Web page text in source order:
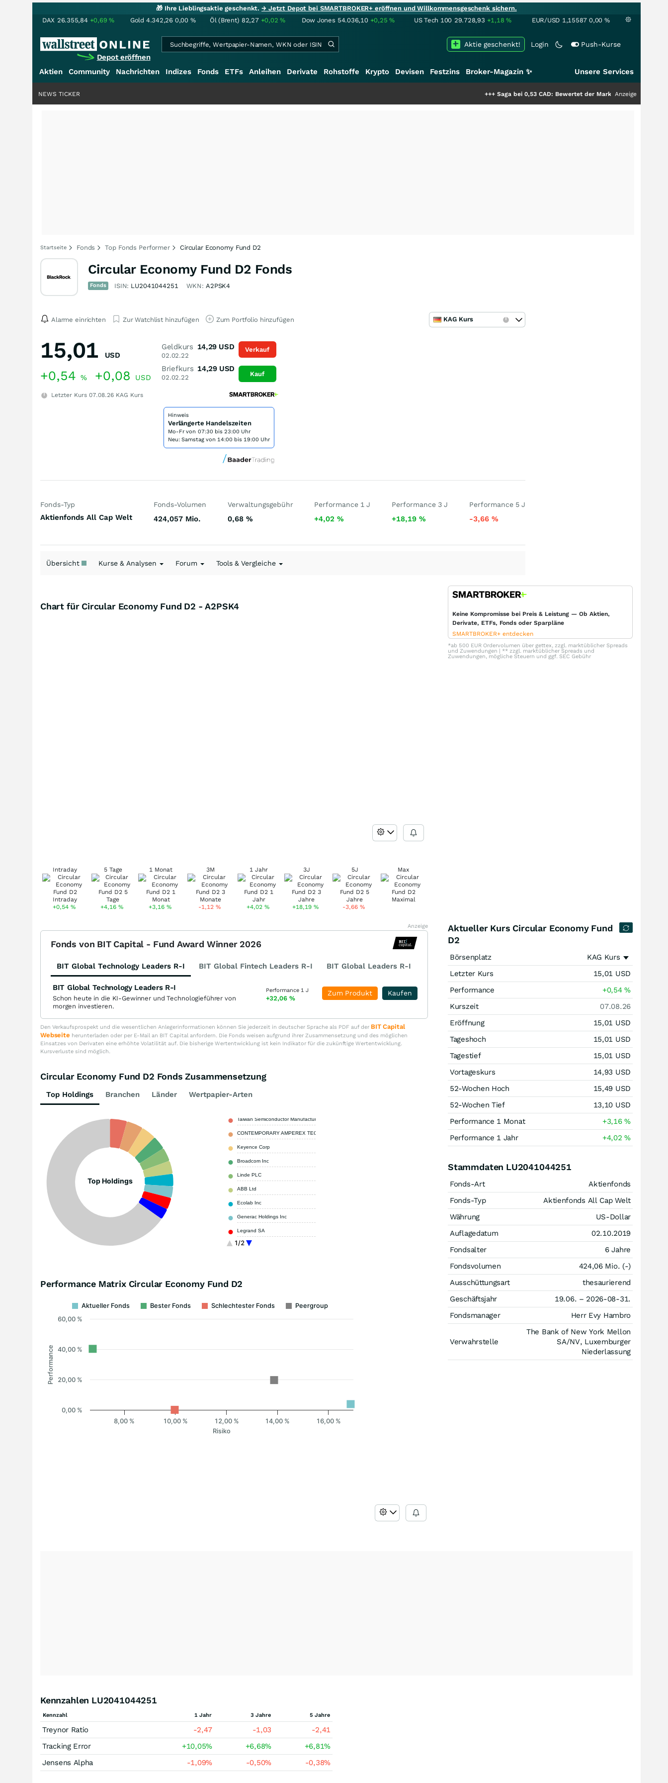
🎁 Ihre Lieblingsaktie geschenkt.→ Jetzt Depot bei SMARTBROKER+ eröffnen und Willkommensgeschenk sichern.
DAX 26.355,84 +0,69% Gold 4.342,26 0,00 % Öl (Brent) 82,27 +0,02% Dow Jones 54.036,10 +0,25% US Tech 100 29.728,93 +1,18% EUR/USD 1,15587 0,00 %
Depot eröffnen
Login Push-Kurse
Aktie geschenkt!
Aktien Community Nachrichten Indizes Fonds ETFs Anleihen Derivate Rohstoffe Krypto Devisen Festzins Broker-Magazin ✨ Unsere Services
Saga bei 0,53 CAD: Bewertet der Markt noch immer nur die Hälfte
Anzeige
NEWS TICKER
Startseite Fonds Top Fonds Performer Circular Economy Fund D2
Circular Economy Fund D2 Fonds
Fonds ISIN: LU2041044251 WKN: A2PSK4
Alarme einrichten Zur Watchlist hinzufügen Zum Portfolio hinzufügen KAG Kurs
15,01 USD
+0,54 % +0,08 USD
Letzter Kurs 07.08.26 KAG Kurs
Geldkurs
02.02.22
14,29 USD
Briefkurs
02.02.22
14,29 USD
Verkauf
Kauf
Hinweis
Verlängerte Handelszeiten
Mo-Fr von 07:30 bis 23:00 Uhr
Neu: Samstag von 14:00 bis 19:00 Uhr
Fonds-Typ
Aktienfonds All Cap Welt
Fonds-Volumen
424,057 Mio.
Verwaltungsgebühr
0,68 %
Performance 1 J
+4,02%
Performance 3 J
+18,19%
Performance 5 J
-3,66 %
Übersicht Kurse & Analysen Forum Tools & Vergleiche
Chart für Circular Economy Fund D2 - A2PSK4
Intraday
+0,54 %
5 Tage
+4,16%
1 Monat
+3,16 %
3M
-1,12 %
1 Jahr
+4,02 %
3J
+18,19%
5J
-3,66%
Max
Keine Kompromisse bei Preis & Leistung — Ob Aktien,
Derivate, ETFs, Fonds oder Sparpläne
SMARTBROKER+ entdecken
*ab 500 EUR Ordervolumen über gettex, zzgl. marktüblicher Spreads
und Zuwendungen | ** zzgl. marktüblicher Spreads und
Zuwendungen, mögliche Steuern und ggf. SEC Gebühr
Anzeige
Fonds von BIT Capital - Fund Award Winner 2026
BIT Global Technology Leaders R-I BIT Global Fintech Leaders R-I BIT Global Leaders R-I
BIT Global Technology Leaders R-I
Schon heute in die KI-Gewinner und Technologieführer von
morgen investieren.
Performance 1 J
+32,06 %
Kaufen
Zum Produkt
Den Verkaufsprospekt und die wesentlichen Anlegerinformationen können Sie jederzeit in deutscher Sprache als PDF auf der BIT Capital
Webseite herunterladen oder per E-Mail an BIT Capital anfordern. Die Fonds weisen aufgrund ihrer Zusammensetzung und des möglichen
Einsatzes von Derivaten eine erhöhte Volatilität auf. Die bisherige Wertentwicklung ist kein Indikator für die zukünftige Wertentwicklung.
Kursverluste sind möglich.
Circular Economy Fund D2 Fonds Zusammensetzung
Top Holdings Branchen Länder Wertpapier-Arten
Top Holdings
1/2
Taiwan Semiconductor Manufacturing
CONTEMPORARY AMPEREX TECHNOLOGY LT
Keyence Corp
Broadcom Inc
Linde PLC
ABB Ltd
Ecolab Inc
Generac Holdings Inc
Legrand SA
REPUBLIC SERVICES INC
Performance Matrix Circular Economy Fund D2
Risiko
Performance
Aktueller Fonds Bester Fonds Schlechtester Fonds Peergroup
8,00 % 10,00 % 12,00 % 14,00 % 16,00 %
0,00 %
20,00 %
40,00 %
60,00 %
Aktueller Kurs Circular Economy Fund
D2
Börsenplatz
KAG Kurs
Letzter Kurs
15,01 USD
Performance
+0,54%
Kurszeit
07.08.26
Eröffnung
15,01 USD
Tageshoch
15,01 USD
Tagestief
15,01 USD
Vortageskurs
14,93 USD
52-Wochen Hoch
15,49 USD
52-Wochen Tief
13,10 USD
Performance 1 Monat
+3,16%
Performance 1 Jahr
+4,02%
Stammdaten LU2041044251
Fonds-Art
Aktienfonds
Fonds-Typ
Aktienfonds All Cap Welt
Währung
US-Dollar
Auflagedatum
02.10.2019
Fondsalter
6 Jahre
Fondsvolumen
424,06 Mio. (-)
Ausschüttungsart
thesaurierend
Geschäftsjahr
19.06. – 2026-08-31.
Fondsmanager
Herr Evy Hambro
Verwahrstelle
The Bank of New York Mellon
SA/NV, Luxemburger
Niederlassung
Kennzahlen LU2041044251
Kennzahl 1 Jahr 3 Jahre 5 Jahre
Treynor Ratio -2,47 -1,03
-2,41
Tracking Error
+10,05% +6,68% +6,81%
Jensens Alpha
-1,09% -0,50% -0,38%